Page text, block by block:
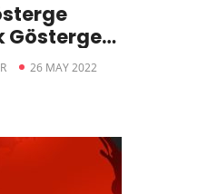
Gösterge
26 MAY 2022